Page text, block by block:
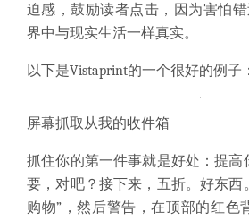
迫感，鼓励读者点击，因为害怕错
界中与现实生活一样真实。
以下是Vistaprint的一个很好的例子：
屏幕抓取从我的收件箱
抓住你的第一件事就是好处：提高
要，对吧？接下来，五折。好东西
购物”，然后警告，在顶部的红色